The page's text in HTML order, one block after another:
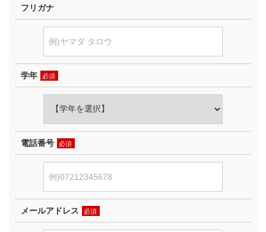
フリガナ
学年 必須
電話番号 必須
メールアドレス 必須